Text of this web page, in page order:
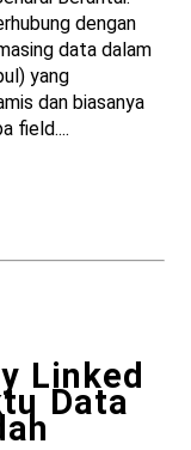
dengan
data dalam
yang
dan biasanya
field....
Linked
Data